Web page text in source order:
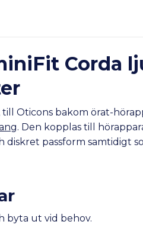
Corda
till Oticons bakom örat-
. Den kopplas till
diskret passform samtidigt
byta ut vid behov.